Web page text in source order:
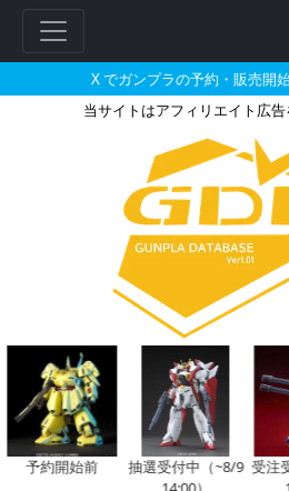
X でガンプラの予約・販売開
当サイトはアフィリエイト広告
ブラン・ブルター
予約開始前
抽選受付中（~8/9 受注
ド
検
索